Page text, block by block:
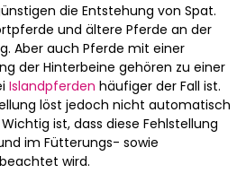
die Entstehung von Spat.
und ältere Pferde an der
Aber auch Pferde mit einer
der Hinterbeine gehören zu einer
Islandpferden häufiger der Fall ist.
löst jedoch nicht automatisch
ist, dass diese Fehlstellung
im Fütterungs- sowie
wird.